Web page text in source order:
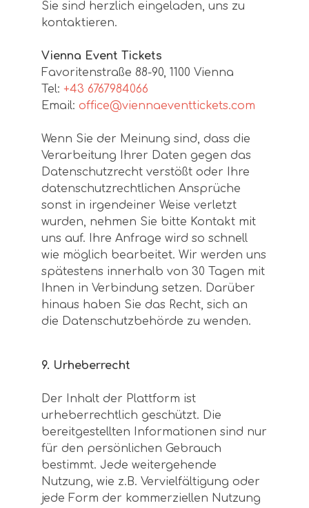
Sie sind herzlich eingeladen, uns zu
kontaktieren.
Vienna Event Tickets
Favoritenstraße 88-90, 1100 Vienna
Tel: +43 6767984066
Email: office@viennaeventtickets.com
Wenn Sie der Meinung sind, dass die
Verarbeitung Ihrer Daten gegen das
Datenschutzrecht verstößt oder Ihre
datenschutzrechtlichen Ansprüche
sonst in irgendeiner Weise verletzt
wurden, nehmen Sie bitte Kontakt mit
uns auf. Ihre Anfrage wird so schnell
wie möglich bearbeitet. Wir werden uns
spätestens innerhalb von 30 Tagen mit
Ihnen in Verbindung setzen. Darüber
hinaus haben Sie das Recht, sich an
die Datenschutzbehörde zu wenden.
9. Urheberrecht
Der Inhalt der Plattform ist
urheberrechtlich geschützt. Die
bereitgestellten Informationen sind nur
für den persönlichen Gebrauch
bestimmt. Jede weitergehende
Nutzung, wie z.B. Vervielfältigung oder
jede Form der kommerziellen Nutzung